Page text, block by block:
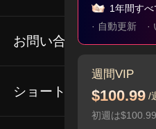
1年間す
· 自動更新
·
週間VIP
$100.99 /
初週は
利用規約
プライバシーポリシー
私たちについて
お問い合わせ
Email: service@flextv.cc
ショートドラマ
人気シリーズ